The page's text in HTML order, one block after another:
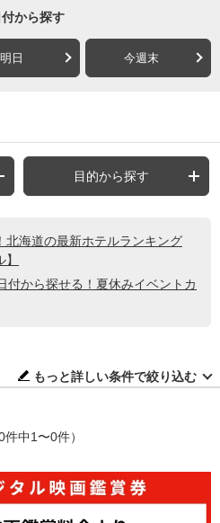
付から探す
明日 今週末
目的から探す
北海道の最新ホテルランキング
付から探せる！夏休みイベントカ
もっと詳しい条件で絞り込む
件中1〜0件）